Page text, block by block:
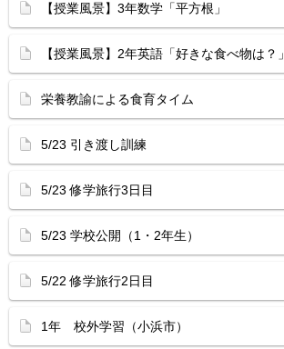
【授業風景】3年数学「平方根」
【授業風景】2年英語「好きな食べ物は？」
栄養教諭による食育タイム
5/23 引き渡し訓練
5/23 修学旅行3日目
5/23 学校公開（1・2年生）
5/22 修学旅行2日目
1年 校外学習（小浜市）